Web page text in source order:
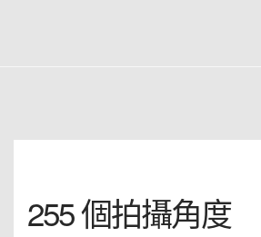
255 個拍攝角度